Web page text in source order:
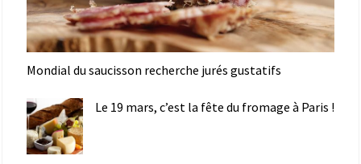
Mondial du saucisson recherche jurés gustatifs
Le 19 mars, c’est la fête du fromage à Paris !